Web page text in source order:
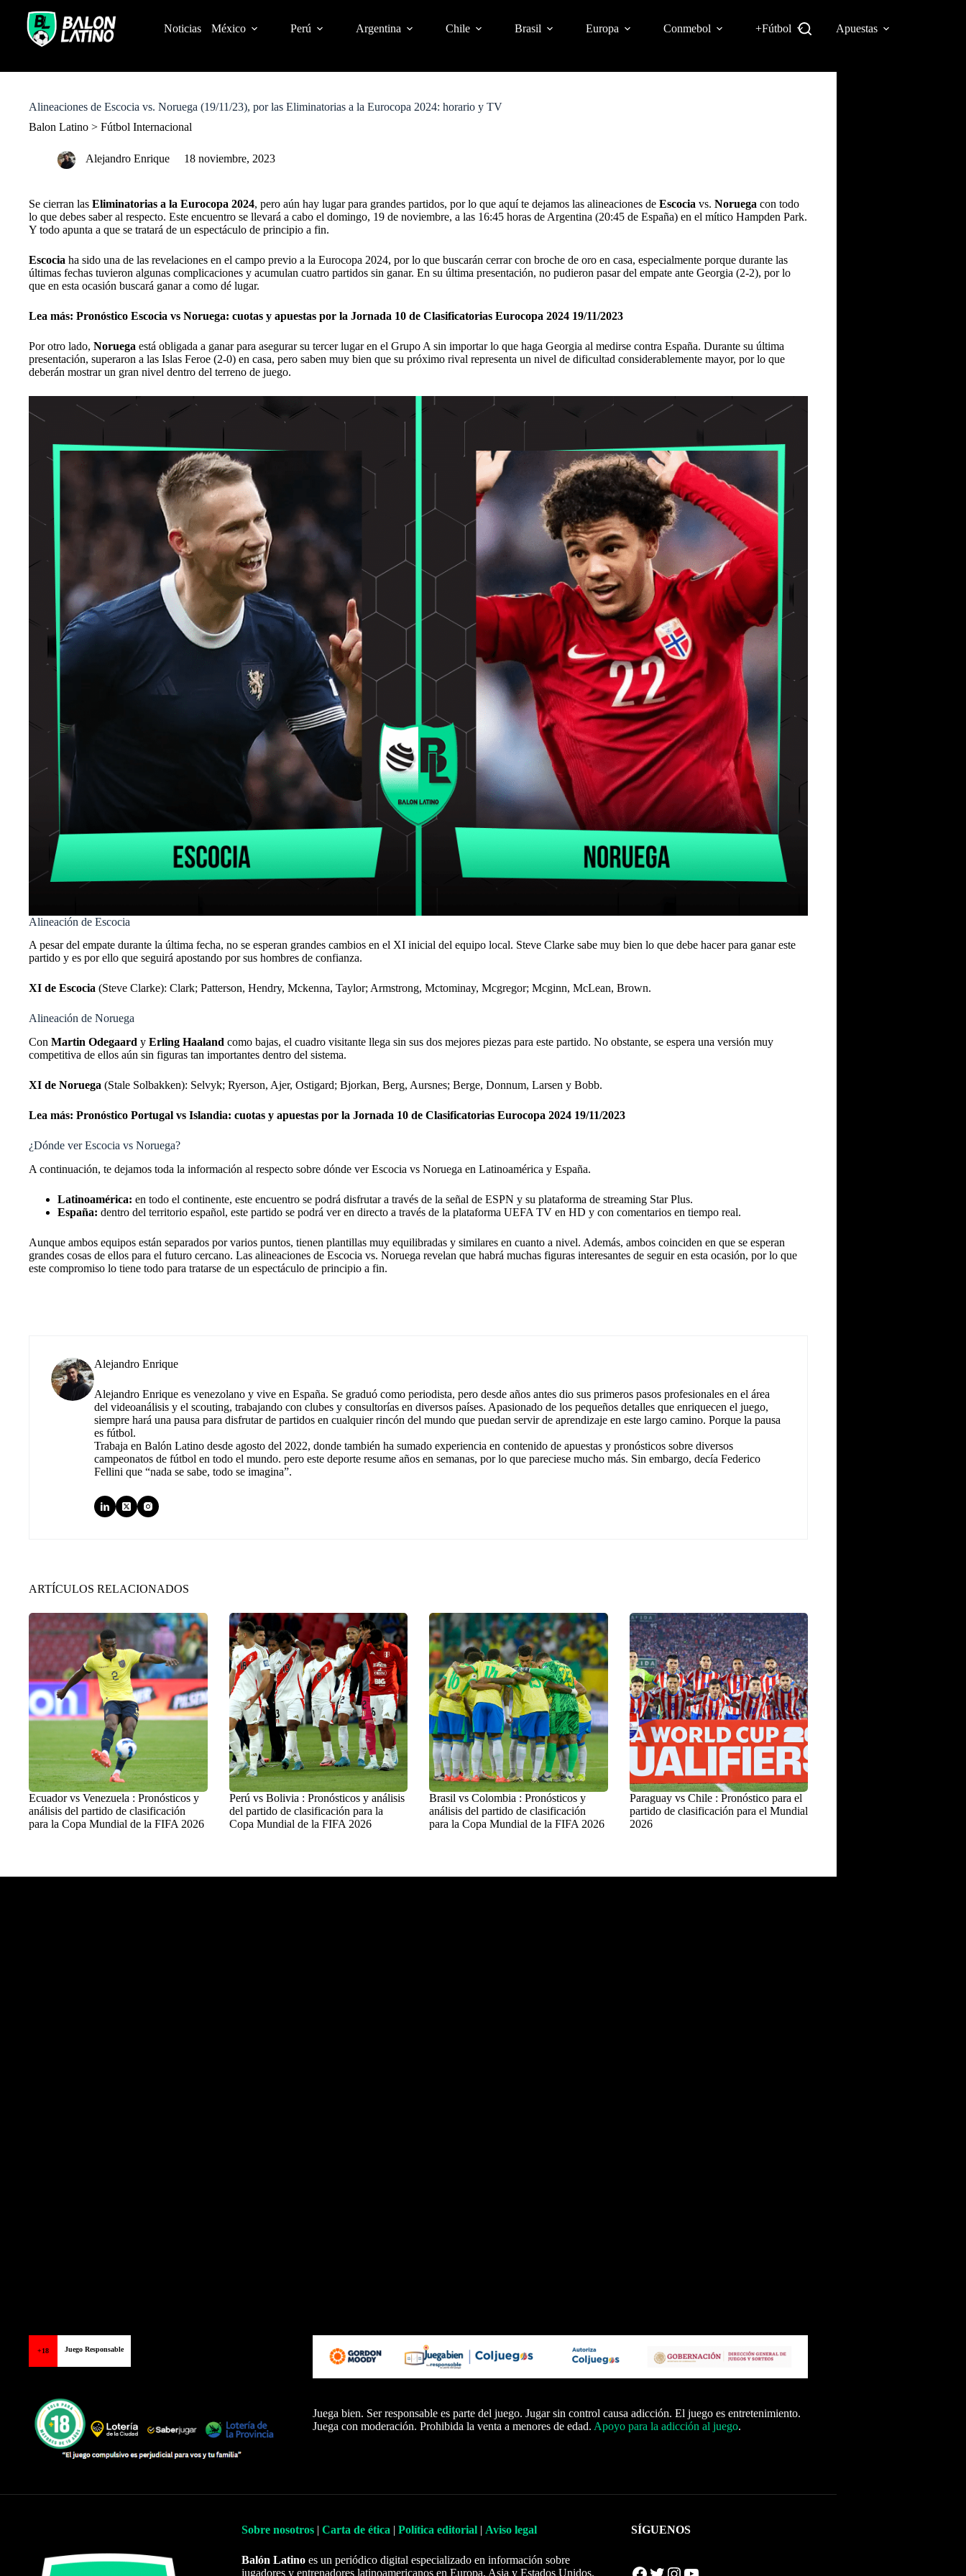
o
Noticias México Perú Argentina Chile Brasil Europa Conmebol +Fútbol Apuestas
Alineaciones de Escocia vs. Noruega (19/11/23), por las Eliminatorias a la Eurocopa 2024: horario y TV
Balon Latino > Fútbol Internacional
Alejandro Enrique 18 noviembre, 2023
Se cierran las Eliminatorias a la Eurocopa 2024, pero aún hay lugar para grandes partidos, por lo que aquí te dejamos las alineaciones de Escocia vs. Noruega con todo
lo que debes saber al respecto. Este encuentro se llevará a cabo el domingo, 19 de noviembre, a las 16:45 horas de Argentina (20:45 de España) en el mítico Hampden Park.
Y todo apunta a que se tratará de un espectáculo de principio a fin.
Escocia ha sido una de las revelaciones en el campo previo a la Eurocopa 2024, por lo que buscarán cerrar con broche de oro en casa, especialmente porque durante las
últimas fechas tuvieron algunas complicaciones y acumulan cuatro partidos sin ganar. En su última presentación, no pudieron pasar del empate ante Georgia (2-2), por lo
que en esta ocasión buscará ganar a como dé lugar.
Lea más: Pronóstico Escocia vs Noruega: cuotas y apuestas por la Jornada 10 de Clasificatorias Eurocopa 2024 19/11/2023
Por otro lado, Noruega está obligada a ganar para asegurar su tercer lugar en el Grupo A sin importar lo que haga Georgia al medirse contra España. Durante su última
presentación, superaron a las Islas Feroe (2-0) en casa, pero saben muy bien que su próximo rival representa un nivel de dificultad considerablemente mayor, por lo que
deberán mostrar un gran nivel dentro del terreno de juego.
Alineación de Escocia
A pesar del empate durante la última fecha, no se esperan grandes cambios en el XI inicial del equipo local. Steve Clarke sabe muy bien lo que debe hacer para ganar este
partido y es por ello que seguirá apostando por sus hombres de confianza.
XI de Escocia (Steve Clarke): Clark; Patterson, Hendry, Mckenna, Taylor; Armstrong, Mctominay, Mcgregor; Mcginn, McLean, Brown.
Alineación de Noruega
Con Martin Odegaard y Erling Haaland como bajas, el cuadro visitante llega sin sus dos mejores piezas para este partido. No obstante, se espera una versión muy
competitiva de ellos aún sin figuras tan importantes dentro del sistema.
XI de Noruega (Stale Solbakken): Selvyk; Ryerson, Ajer, Ostigard; Bjorkan, Berg, Aursnes; Berge, Donnum, Larsen y Bobb.
Lea más: Pronóstico Portugal vs Islandia: cuotas y apuestas por la Jornada 10 de Clasificatorias Eurocopa 2024 19/11/2023
¿Dónde ver Escocia vs Noruega?
A continuación, te dejamos toda la información al respecto sobre dónde ver Escocia vs Noruega en Latinoamérica y España.
Latinoamérica: en todo el continente, este encuentro se podrá disfrutar a través de la señal de ESPN y su plataforma de streaming Star Plus.
España: dentro del territorio español, este partido se podrá ver en directo a través de la plataforma UEFA TV en HD y con comentarios en tiempo real.
Aunque ambos equipos están separados por varios puntos, tienen plantillas muy equilibradas y similares en cuanto a nivel. Además, ambos coinciden en que se esperan
grandes cosas de ellos para el futuro cercano. Las alineaciones de Escocia vs. Noruega revelan que habrá muchas figuras interesantes de seguir en esta ocasión, por lo que
este compromiso lo tiene todo para tratarse de un espectáculo de principio a fin.
Alejandro Enrique
Alejandro Enrique es venezolano y vive en España. Se graduó como periodista, pero desde años antes dio sus primeros pasos profesionales en el área
del videoanálisis y el scouting, trabajando con clubes y consultorías en diversos países. Apasionado de los pequeños detalles que enriquecen el juego,
siempre hará una pausa para disfrutar de partidos en cualquier rincón del mundo que puedan servir de aprendizaje en este largo camino. Porque la pausa
es fútbol.
Trabaja en Balón Latino desde agosto del 2022, donde también ha sumado experiencia en contenido de apuestas y pronósticos sobre diversos
campeonatos de fútbol en todo el mundo. pero este deporte resume años en semanas, por lo que pareciese mucho más. Sin embargo, decía Federico
Fellini que “nada se sabe, todo se imagina”.
ARTÍCULOS RELACIONADOS
Ecuador vs Venezuela : Pronósticos y
análisis del partido de clasificación
para la Copa Mundial de la FIFA 2026
Perú vs Bolivia : Pronósticos y análisis
del partido de clasificación para la
Copa Mundial de la FIFA 2026
Brasil vs Colombia : Pronósticos y
análisis del partido de clasificación
para la Copa Mundial de la FIFA 2026
Paraguay vs Chile : Pronóstico para el
partido de clasificación para el Mundial
2026
+18 Juego Responsable
Juega bien. Ser responsable es parte del juego. Jugar sin control causa adicción. El juego es entretenimiento.
Juega con moderación. Prohibida la venta a menores de edad. Apoyo para la adicción al juego.
Sobre nosotros | Carta de ética | Política editorial | Aviso legal
Balón Latino es un periódico digital especializado en información sobre
jugadores y entrenadores latinoamericanos en Europa, Asia y Estados Unidos.
SÍGUENOS